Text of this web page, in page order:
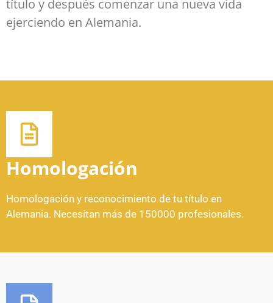
título y después comenzar una nueva vida
ejerciendo en Alemania.
Homologación
Homologación y reconocimiento de tu título en
Alemania. Necesitan más de 150000 profesionales.